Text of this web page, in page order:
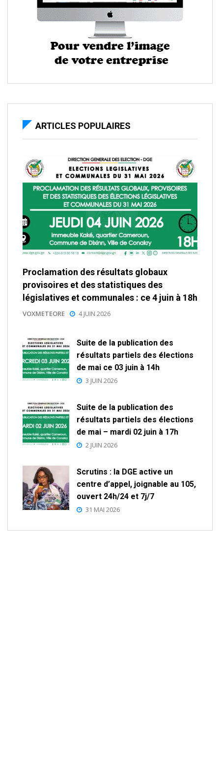
ARTICLES POPULAIRES
Proclamation des résultats globaux
provisoires et des statistiques des
législatives et communales : ce 4 juin à 18h
VOXMETEORE 4 JUIN 2026
Suite de la publication des
résultats partiels des élections
de mai ce 03 juin à 14h
3 JUIN 2026
Suite de la publication des
résultats partiels des élections
de mai – mardi 02 juin à 17h
2 JUIN 2026
Scrutins : la DGE active un
centre d’appel, joignable au 105,
ouvert 24h/24 et 7j/7
31 MAI 2026